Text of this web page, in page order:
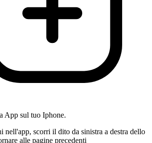
App sul tuo Iphone.
nell'app, scorri il dito da sinistra a destra dello
alle pagine precedenti